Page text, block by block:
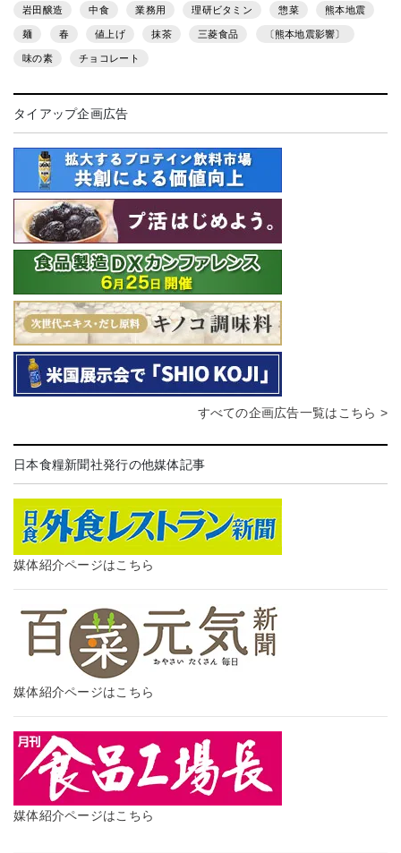
岩田醸造 中食 業務用 理研ビタミン 惣菜 熊本地震
麺 春 値上げ 抹茶 三菱食品 〔熊本地震影響〕
味の素 チョコレート
タイアップ企画広告
すべての企画広告一覧はこちら >
日本食糧新聞社発行の他媒体記事
媒体紹介ページはこちら
媒体紹介ページはこちら
媒体紹介ページはこちら